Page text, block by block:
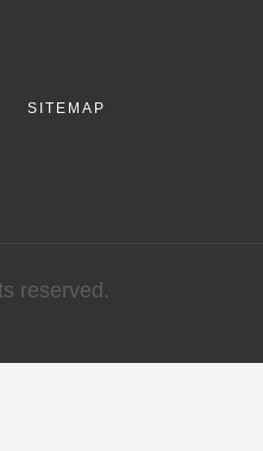
SITEMAP
reserved.